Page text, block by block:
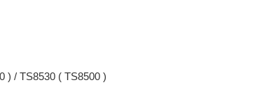
) / TS8530 ( TS8500 )